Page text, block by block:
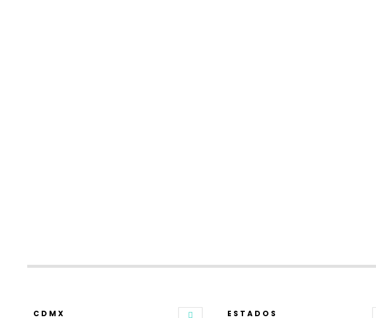
CDMX ESTADOS